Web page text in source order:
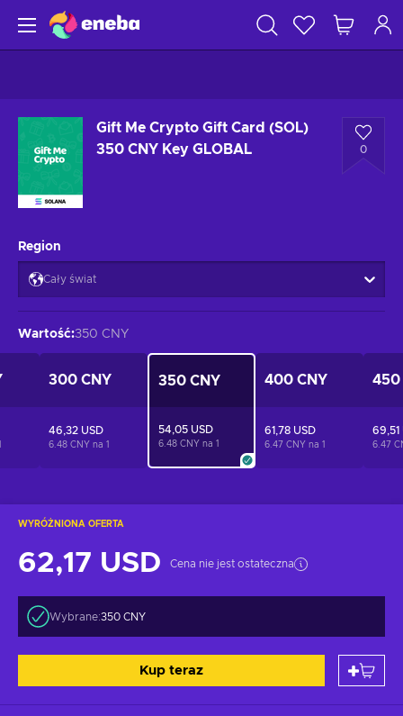
Gift Me Crypto Gift Card (SOL)
350 CNY Key GLOBAL
0
WYRÓŻNIONA OFERTA
62,17 USD Cena nie jest ostateczna
Wybrane:350 CNY
Kup teraz
Region
Cały świat
Wartość:350 CNY
300 CNY
46,32 USD
6.48 CNY na 1
350 CNY
54,05 USD
6.48 CNY na 1
400 CNY
61,78 USD
6.47 CNY na 1
450
69,51
6.47